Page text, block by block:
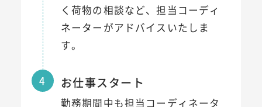
く荷物の相談など、担当コーディ
ネーターがアドバイスいたしま
す。
4 お仕事スタート
勤務期間中も担当コーディネータ